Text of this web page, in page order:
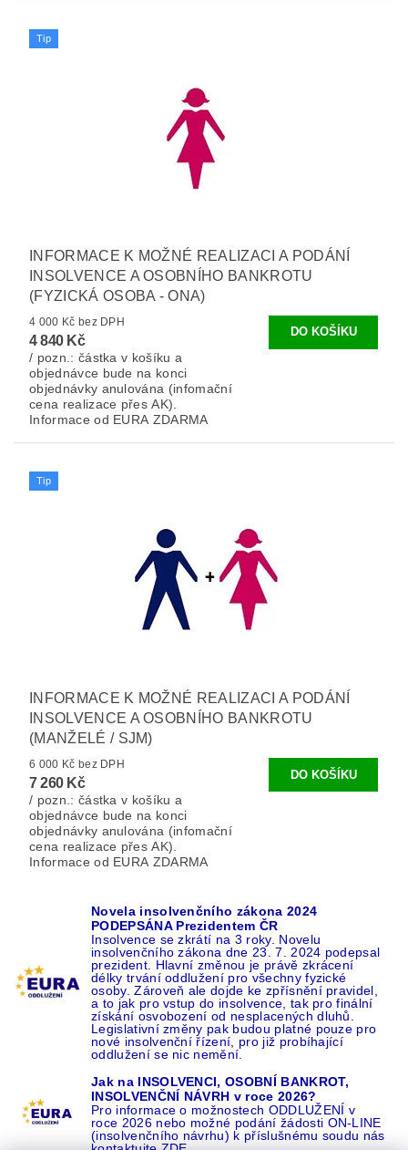
Tip
INFORMACE K MOŽNÉ REALIZACI A PODÁNÍ
INSOLVENCE A OSOBNÍHO BANKROTU
(FYZICKÁ OSOBA - ONA)
4 000 Kč bez DPH
4 840 Kč
/ pozn.: částka v košíku a
objednávce bude na konci
objednávky anulována (infomační
cena realizace přes AK).
Informace od EURA ZDARMA
Tip
INFORMACE K MOŽNÉ REALIZACI A PODÁNÍ
INSOLVENCE A OSOBNÍHO BANKROTU
(MANŽELÉ / SJM)
6 000 Kč bez DPH
7 260 Kč
/ pozn.: částka v košíku a
objednávce bude na konci
objednávky anulována (infomační
cena realizace přes AK).
Informace od EURA ZDARMA
Novela insolvenčního zákona 2024
PODEPSÁNA Prezidentem ČR
Insolvence se zkrátí na 3 roky. Novelu
insolvenčního zákona dne 23. 7. 2024 podepsal
prezident. Hlavní změnou je právě zkrácení
délky trvání oddlužení pro všechny fyzické
osoby. Zároveň ale dojde ke zpřísnění pravidel,
a to jak pro vstup do insolvence, tak pro finální
získání osvobození od nesplacených dluhů.
Legislativní změny pak budou platné pouze pro
nové insolvenční řízení, pro již probíhající
oddlužení se nic nemění.
Jak na INSOLVENCI, OSOBNÍ BANKROT,
INSOLVENČNÍ NÁVRH v roce 2026?
Pro informace o možnostech ODDLUŽENÍ v
roce 2026 nebo možné podání žádosti ON-LINE
(insolvenčního návrhu) k příslušnému soudu nás